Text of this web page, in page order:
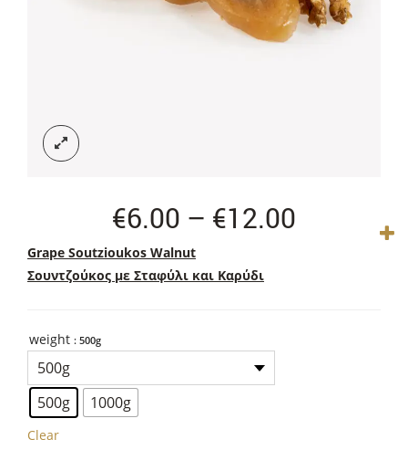
€6.00 – €12.00
Grape Soutzioukos Walnut
Σουντζούκος με Σταφύλι και Καρύδι
weight : 500g
500g 1000g
Clear